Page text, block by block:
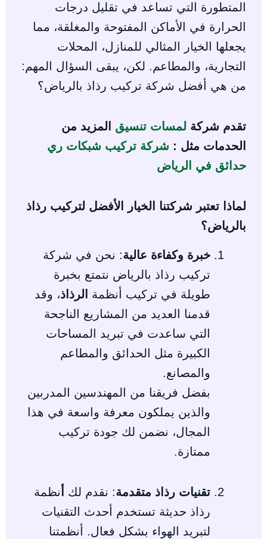
المتطورة التي تساعد في تقليل درجات
الحرارة في الأماكن المفتوحة والمغلقة، مما
يجعلها الخيار المثالي للمنازل، المحلات
التجارية، والمطاعم. لكن، يبقى السؤال المهم:
من هي أفضل شركة تركيب رذاذ بالرياض؟
تقدم شركة لمسات تنسيق المزيد من
الحدمات مثل : شركة تركيب شبكات ري
حدائق في الرياض
لماذا تعتبر شركتنا الخيار الأفضل لتركيب رذاذ
بالرياض؟
خبرة وكفاءة عالية: نحن في شركة
تركيب رذاذ بالرياض نتمتع بخبرة
طويلة في تركيب أنظمة
الرذاذ، وقد
قدمنا العديد من المشاريع الناجحة
التي ساعدت في تبريد المساحات
الكبيرة مثل الحدائق والمطاعم
والمصانع.
بفضل فريقنا من المهندسين المدربين
والذين يملكون معرفة واسعة في هذا
المجال، نضمن لك جودة تركيب
ممتازة.
تقنيات رذاذ متقدمة: نقدم لك
نظمة
رذاذ حديثة تستخدم أحدث التقنيات
لتبريد الهواء بشكل فعال. أنظمتنا